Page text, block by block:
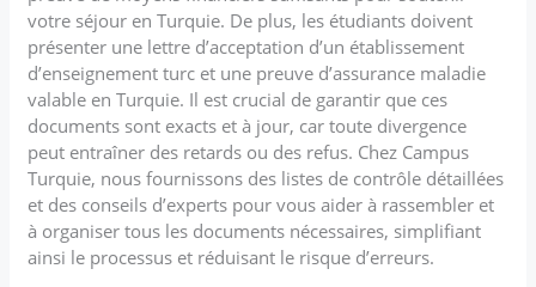
votre séjour en Turquie. De plus, les étudiants doivent
présenter une lettre d’acceptation d’un établissement
d’enseignement turc et une preuve d’assurance maladie
valable en Turquie. Il est crucial de garantir que ces
documents sont exacts et à jour, car toute divergence
peut entraîner des retards ou des refus. Chez Campus
Turquie, nous fournissons des listes de contrôle détaillées
et des conseils d’experts pour vous aider à rassembler et
à organiser tous les documents nécessaires, simplifiant
ainsi le processus et réduisant le risque d’erreurs.